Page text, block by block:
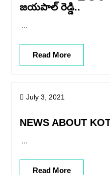
జయపాల్ రెడ్డి..
...
Read More
July 3, 2021
NEWS ABOUT
...
Read More